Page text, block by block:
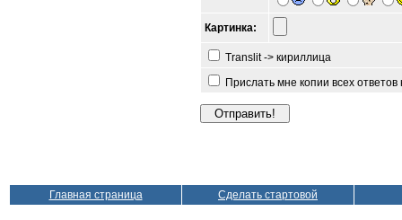
Картинка:
Translit -> кириллица
Прислать мне копии всех
Главная страница Сделать стартовой